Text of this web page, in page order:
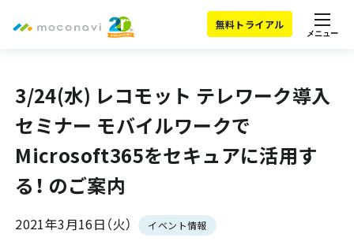
無料トライアル
メニュー
3/24(水) レコモット テレワーク導入
セミナー モバイルワークで
Microsoft365をセキュアに活用す
る！ のご案内
2021年3月16日（火） イベント情報